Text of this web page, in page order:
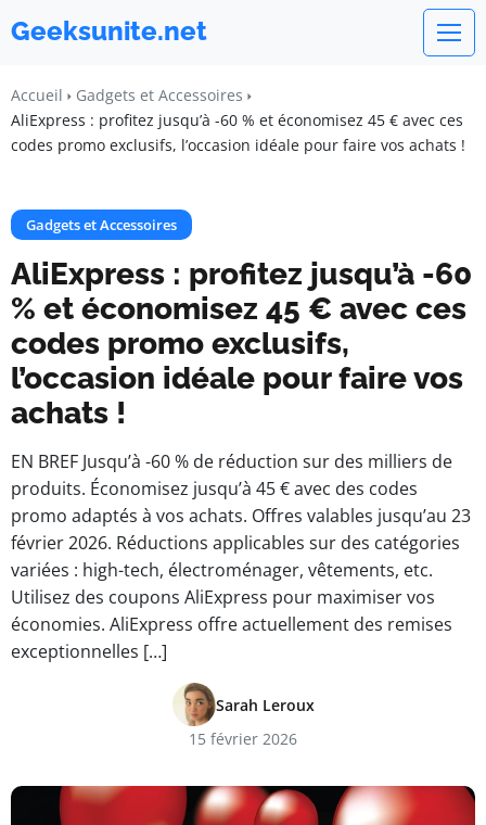
Geeksunite.net
Accueil
Gadgets et Accessoires
AliExpress : profitez jusqu’à -60 % et économisez 45 € avec ces
codes promo exclusifs, l’occasion idéale pour faire vos achats !
Gadgets et Accessoires
AliExpress : profitez jusqu’à -60
% et économisez 45 € avec ces
codes promo exclusifs,
l’occasion idéale pour faire vos
achats !
EN BREF Jusqu’à -60 % de réduction sur des milliers de
produits. Économisez jusqu’à 45 € avec des codes
promo adaptés à vos achats. Offres valables jusqu’au 23
février 2026. Réductions applicables sur des catégories
variées : high-tech, électroménager, vêtements, etc.
Utilisez des coupons AliExpress pour maximiser vos
économies. AliExpress offre actuellement des remises
exceptionnelles […]
Sarah Leroux
15 février 2026